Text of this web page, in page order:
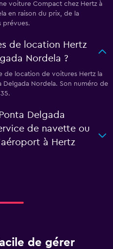
voiture Compact chez Hertz à
en raison du prix, de la
prévues.
de location Hertz
Nordela ?
de location de voitures Hertz la
Nordela. Son numéro de
Delgada
de navette ou
à Hertz
de gérer